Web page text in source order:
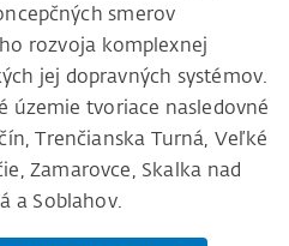
smerov
rozvoja komplexnej
jej dopravných systémov.
územie tvoriace nasledovné
Trenčianska Turná, Veľké
Zamarovce, Skalka nad
a Soblahov.